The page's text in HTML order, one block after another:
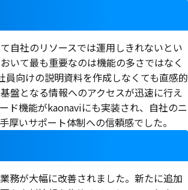
自社のリソースでは運用しきれないとい
いて最も重要なのは機能の多さではなく
員向けの説明資料を作成しなくても直感的
盤となる情報へのアクセスが迅速に行え
ド機能がkaonaviにも実装され、自社のニ
いサポート体制への信頼感でした。
務が大幅に改善されました。新たに追加